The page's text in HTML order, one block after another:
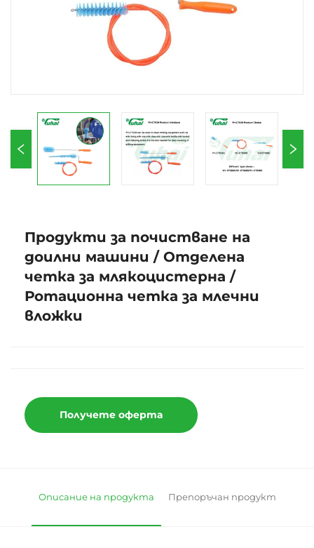
Продукти за почистване на
доилни машини / Отделена
четка за млякоцистерна /
Ротационна четка за млечни
вложки
Получете оферта
Описание на продукта Препоръчан продукт